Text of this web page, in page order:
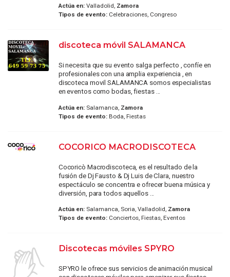
Actúa en:Valladolid, Zamora
Tipos de evento:Celebraciones, Congreso
discoteca móvil SALAMANCA
Si necesita que su evento salga perfecto , confíe en
profesionales con una amplia experiencia , en
discoteca movil SALAMANCA somos especialistas
en eventos como bodas, fiestas ...
Actúa en:Salamanca, Zamora
Tipos de evento:Boda, Fiestas
COCORICO MACRODISCOTECA
Cocoricò Macrodiscoteca, es el resultado de la
fusión de Dj Fausto & Dj Luis de Clara, nuestro
espectáculo se concentra e ofrecer buena música y
diversión, para todos aquellos ...
Actúa en:Salamanca, Soria, Valladolid, Zamora
Tipos de evento:Conciertos, Fiestas, Eventos
Discotecas móviles SPYRO
SPYRO le ofrece sus servicios de animación musical